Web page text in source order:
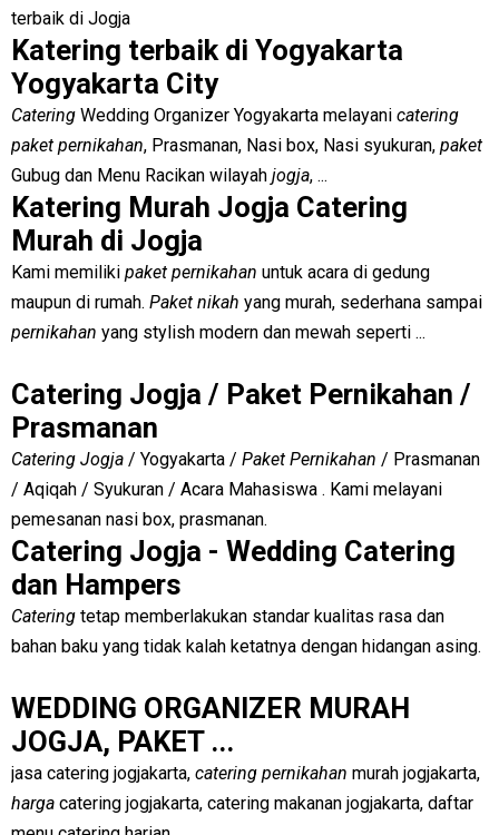
terbaik di Jogja
Katering terbaik di Yogyakarta
Yogyakarta City
Catering Wedding Organizer Yogyakarta melayani catering
paket pernikahan, Prasmanan, Nasi box, Nasi syukuran, paket
Gubug dan Menu Racikan wilayah jogja, ...
Katering Murah Jogja Catering
Murah di Jogja
Kami memiliki paket pernikahan untuk acara di gedung
maupun di rumah. Paket nikah yang murah, sederhana sampai
pernikahan yang stylish modern dan mewah seperti ...
Catering Jogja / Paket Pernikahan /
Prasmanan
Catering Jogja / Yogyakarta / Paket Pernikahan / Prasmanan
/ Aqiqah / Syukuran / Acara Mahasiswa . Kami melayani
pemesanan nasi box, prasmanan.
Catering Jogja - Wedding Catering
dan Hampers
Catering tetap memberlakukan standar kualitas rasa dan
bahan baku yang tidak kalah ketatnya dengan hidangan asing.
WEDDING ORGANIZER MURAH
JOGJA, PAKET ...
jasa catering jogjakarta, catering pernikahan murah jogjakarta,
harga catering jogjakarta, catering makanan jogjakarta, daftar